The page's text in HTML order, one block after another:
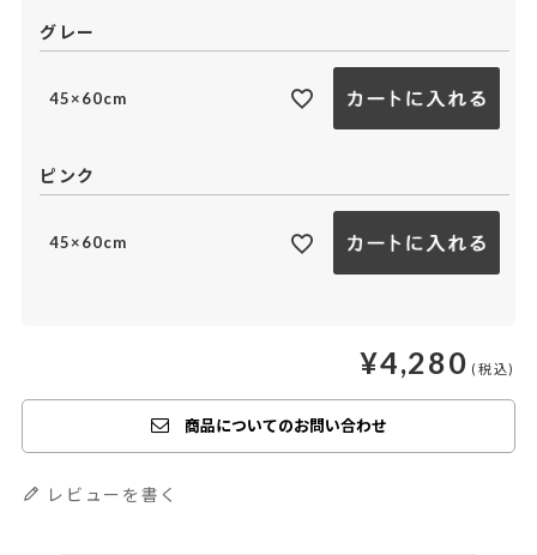
グレー
45×60cm
ピンク
45×60cm
¥4,280
商品についてのお問い合わせ
レビューを書く